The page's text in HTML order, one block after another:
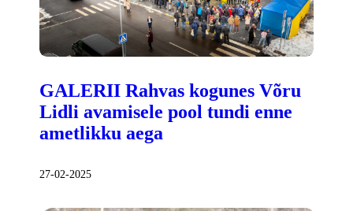
GALERII Rahvas kogunes Võru
Lidli avamisele pool tundi enne
ametlikku aega
27-02-2025